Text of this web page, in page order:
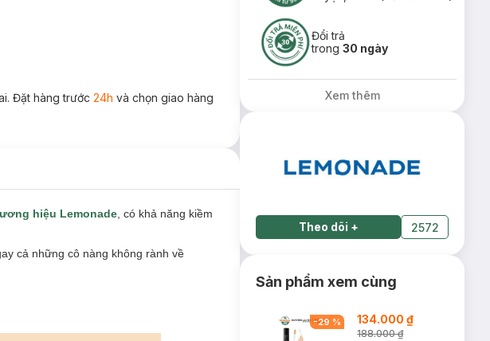
Đặt hàng trước 24h và chọn giao hàng
hiệu Lemonade , có khả năng kiềm
cả những cô nàng không rành về
Đổi trả
trong30 ngày
Xem thêm
Theo dõi + 2572
Sản phẩm xem cùng
-29 % 134.000 ₫
188.000 ₫